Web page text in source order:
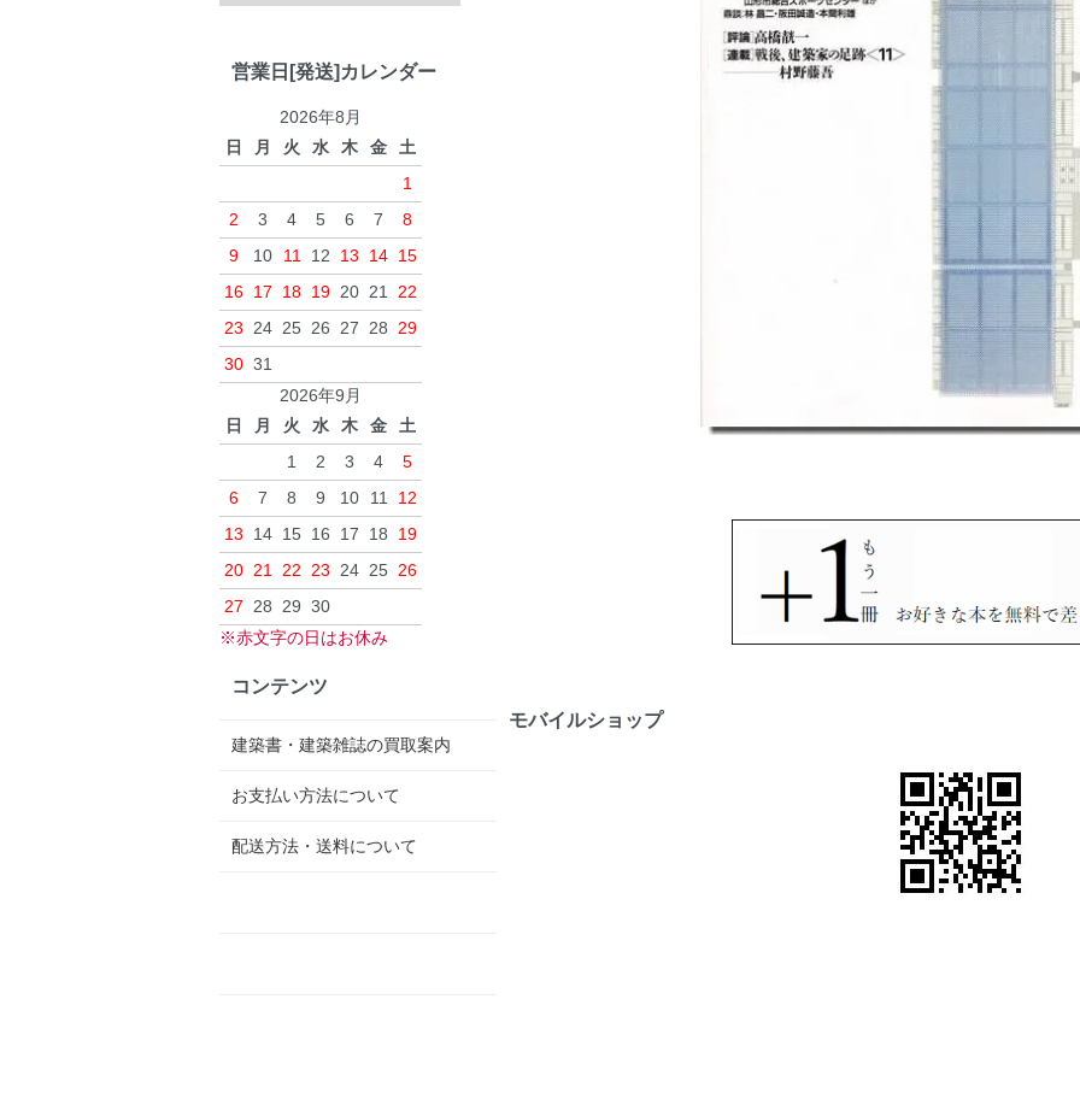
営業日[発送]カレンダー
2026年8月
日
月 火 水 木 金
土
1
2
3 4 5 6 7
8
9
10 11 12 13 14 15
16 17 18 19 20 21 22
23 24 25 26 27 28 29
30 31
2026年9月
日
月 火 水 木 金
土
1
2 3 4
5
6
7 8 9 10 11
12
13
14 15 16 17 18
19
20 21 22 23 24 25 26
27 28 29 30
※赤文字の日はお休み
コンテンツ
建築書・建築雑誌の買取案内
お支払い方法について
配送方法・送料について
モバイルショップ